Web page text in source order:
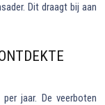
Dit draagt bij aan
jaar. De veerboten